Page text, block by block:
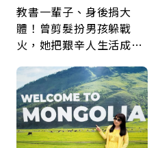
教書一輩子、身後捐大
體！曾剪髮扮男孩躲戰
火，她把艱辛人生活成風
福